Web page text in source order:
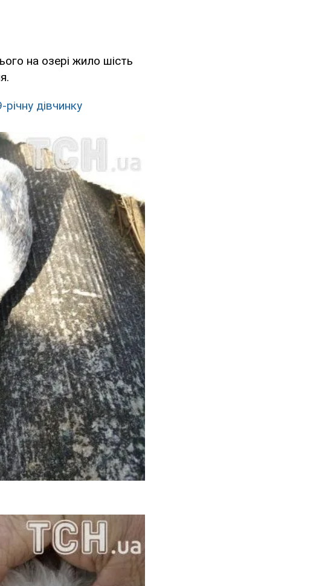
на озері жило шість
дівчинку